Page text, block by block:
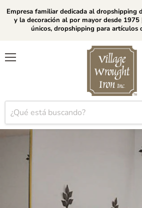
Empresa familiar dedicada al dropshipping
y la decoración al por mayor desde 1975
únicos, dropshipping para artículos